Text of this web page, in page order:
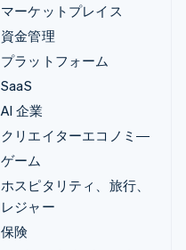
マーケットプレイス
資金管理
プラットフォーム
SaaS
AI 企業
クリエイターエコノミ―
ゲーム
ホスピタリティ、旅行、
レジャー
保険